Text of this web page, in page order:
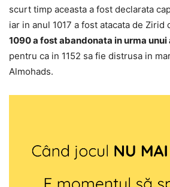
scurt timp aceasta a fost declarata
iar in anul 1017 a fost atacata de Zirid
1090 a fost abandonata in urma unui
pentru ca in 1152 sa fie distrusa in
Almohads.